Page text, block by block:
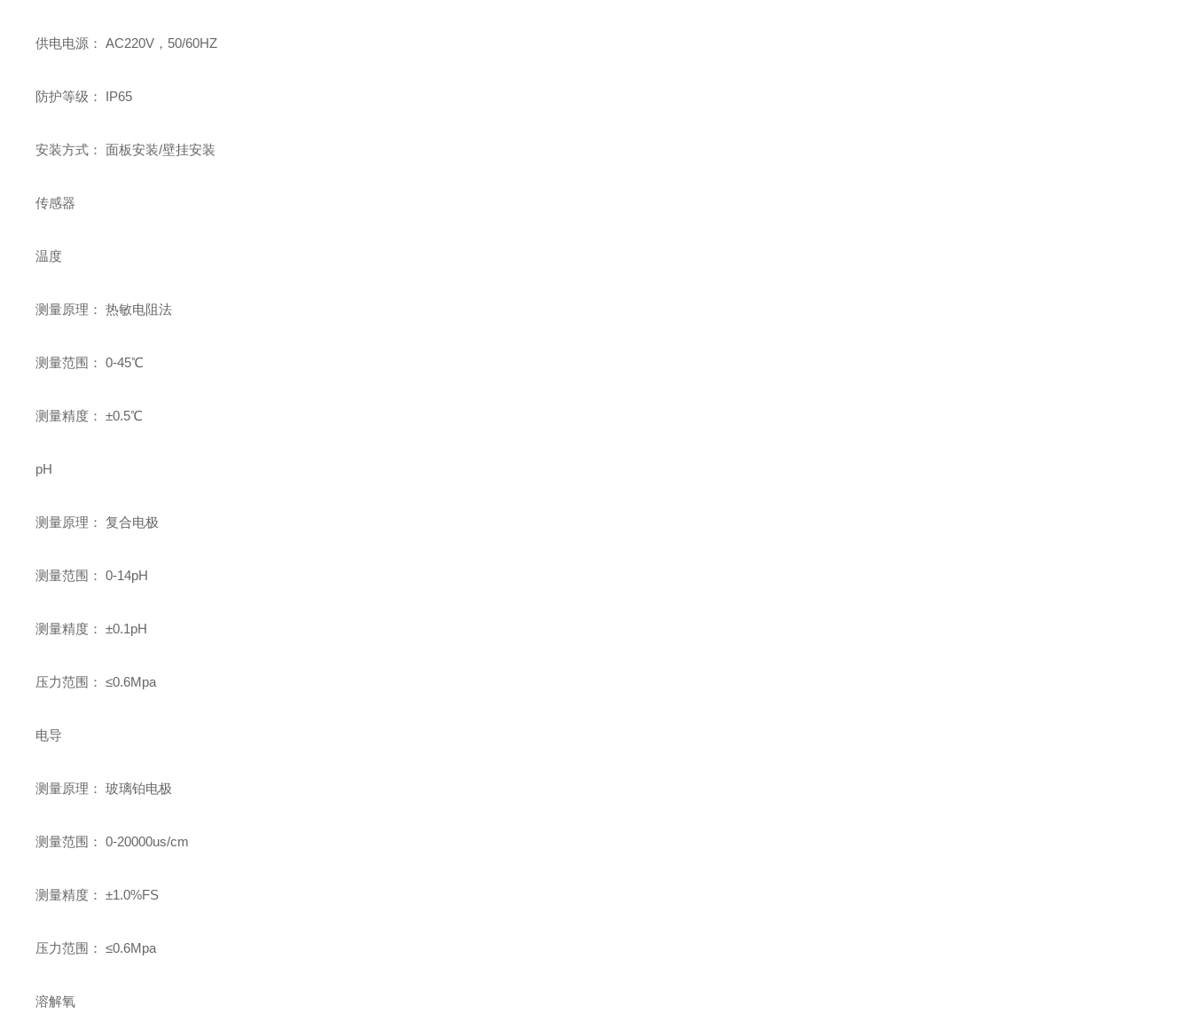
供电电源： AC220V，50/60HZ
防护等级： IP65
安装方式： 面板安装/壁挂安装
传感器
温度
测量原理： 热敏电阻法
测量范围： 0-45℃
测量精度： ±0.5℃
pH
测量原理： 复合电极
测量范围： 0-14pH
测量精度： ±0.1pH
压力范围： ≤0.6Mpa
电导
测量原理： 玻璃铂电极
测量范围： 0-20000us/cm
测量精度： ±1.0%FS
压力范围： ≤0.6Mpa
溶解氧